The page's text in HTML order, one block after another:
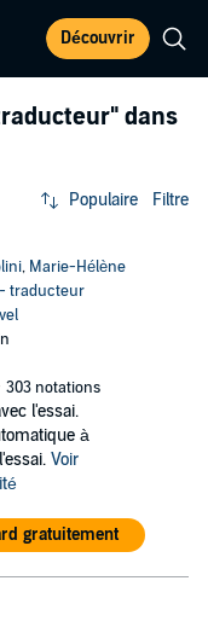
Découvrir
dans
Populaire Filtre
, Marie-Hélène
traducteur
303 notations
l'essai.
à
Voir
gratuitement